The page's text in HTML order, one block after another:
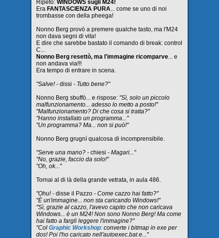
Ripeto: WINDOWS sugli M24!
Era FANTASCIENZA PURA... come se uno di noi
trombasse con della pheega!
Nonno Berg provò a premere qualche tasto, ma l'M24
non dava segni di vita!
E dire che sarebbe bastato il comando di break: control
C...
Nonno Berg resettò, ma l'immagine ricomparve... e
non andava via!!!
Era tempo di entrare in scena.
"Salve! - dissi - Tutto bene?"
Nonno Berg sbuffò... e rispose: "Sì, solo un piccolo
malfunzionamento... adesso lo metto a posto!"
"Malfunzionamento? Di che cosa si tratta?"
"Hanno installato un programma..."
"Un programma? Ma... non si può!"
Nonno Berg grugnì qualcosa di incomprensibile.
"Serve una mano? - chiesi - Magari..."
"No, grazie, faccio da solo!"
"Oh, ok..."
Tornai al di là della grande vetrata, in aula 486.
"Ohu! - disse il Pazzo - Come cazzo hai fatto?"
"È un'immagine... non sta caricando Windows!"
"Sì, grazie al cazzo, l'avevo capito che non caricava
Windows... è un M24! Non sono Nonno Berg! Ma come
hai fatto a fargli leggere l'immagine?"
"Col Graphic Workshop: converte i bitmap in exe per
dos! Poi l'ho caricato nell'autoexec.bat e..."